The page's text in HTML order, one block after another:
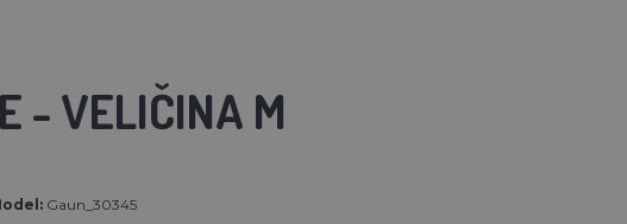
- VELIČINA M
Gaun_30345